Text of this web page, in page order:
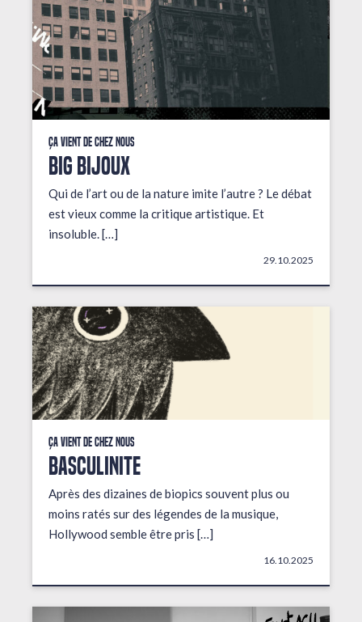
Ça vient de chez nous
BIG BIJOUX
Qui de l’art ou de la nature imite l’autre ? Le débat
est vieux comme la critique artistique. Et
insoluble. […]
29.10.2025
Ça vient de chez nous
BASCULINITE
Après des dizaines de biopics souvent plus ou
moins ratés sur des légendes de la musique,
Hollywood semble être pris […]
16.10.2025